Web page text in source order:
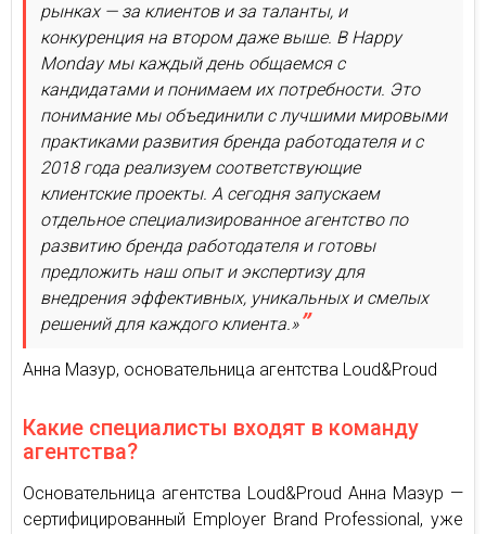
рынках — за клиентов и за таланты, и
конкуренция на втором даже выше. В Нappy
Monday мы каждый день общаемся с
кандидатами и понимаем их потребности. Это
понимание мы объединили с лучшими мировыми
практиками развития бренда работодателя и с
2018 года реализуем соответствующие
клиентские проекты. А сегодня запускаем
отдельное специализированное агентство по
развитию бренда работодателя и готовы
предложить наш опыт и экспертизу для
внедрения эффективных, уникальных и смелых
решений для каждого клиента.»
Анна Мазур, основательница агентства Loud&Proud
Какие специалисты входят в команду
агентства?
Основательница агентства Loud&Proud Анна Мазур —
сертифицированный Employer Brand Professional, уже